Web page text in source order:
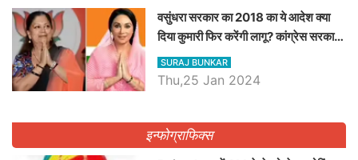
वसुंधरा सरकार का 2018 का ये आदेश क्या
दिया कुमारी फिर करेंगी लागू? कांग्रेस सरकार
ने किया था निरस्त
SURAJ BUNKAR
Thu,25 Jan 2024
इन्फोग्राफिक्स